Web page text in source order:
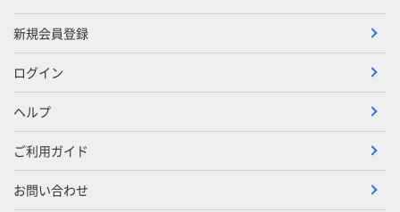
新規会員登録
ログイン
ヘルプ
ご利用ガイド
お問い合わせ